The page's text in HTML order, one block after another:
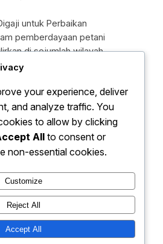
untuk Perbaikan
pemberdayaan petani
di sejumlah wilayah
memperkuat
sawah. Melalui
para petani tidak
sebagai penerima
juga di libatkan secara
perbaikan dan
petani diharapkan…
your experience, deliver
and analyze traffic. You
to allow by clicking
Allto consent or
non-essential cookies.
Customize
Reject All
Accept All